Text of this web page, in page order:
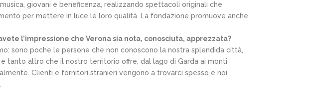
giovani e beneficenza, realizzando spettacoli originali che
per mettere in luce le loro qualità. La fondazione promuove anche
l’impressione che Verona sia nota, conosciuta, apprezzata?
sono poche le persone che non conoscono la nostra splendida città,
tanto altro che il nostro territorio offre, dal lago di Garda ai monti
Clienti e fornitori stranieri vengono a trovarci spesso e noi